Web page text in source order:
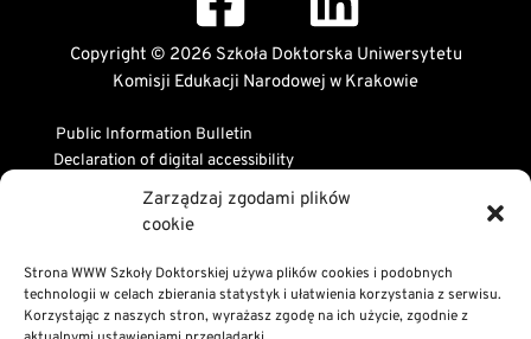
Zarządzaj zgodami plików
cookie
Strona WWW Szkoły Doktorskiej używa plików cookies i podobnych
technologii w celach zbierania statystyk i ułatwienia korzystania z serwisu.
Korzystając z naszych stron, wyrażasz zgodę na ich użycie, zgodnie z
Copyright © 2026 Szkoła Doktorska Uniwersytetu
Komisji Edukacji Narodowej w Krakowie
Public Information Bulletin
Declaration of digital accessibility
RODO Statement
Privacy and Cookies Policy